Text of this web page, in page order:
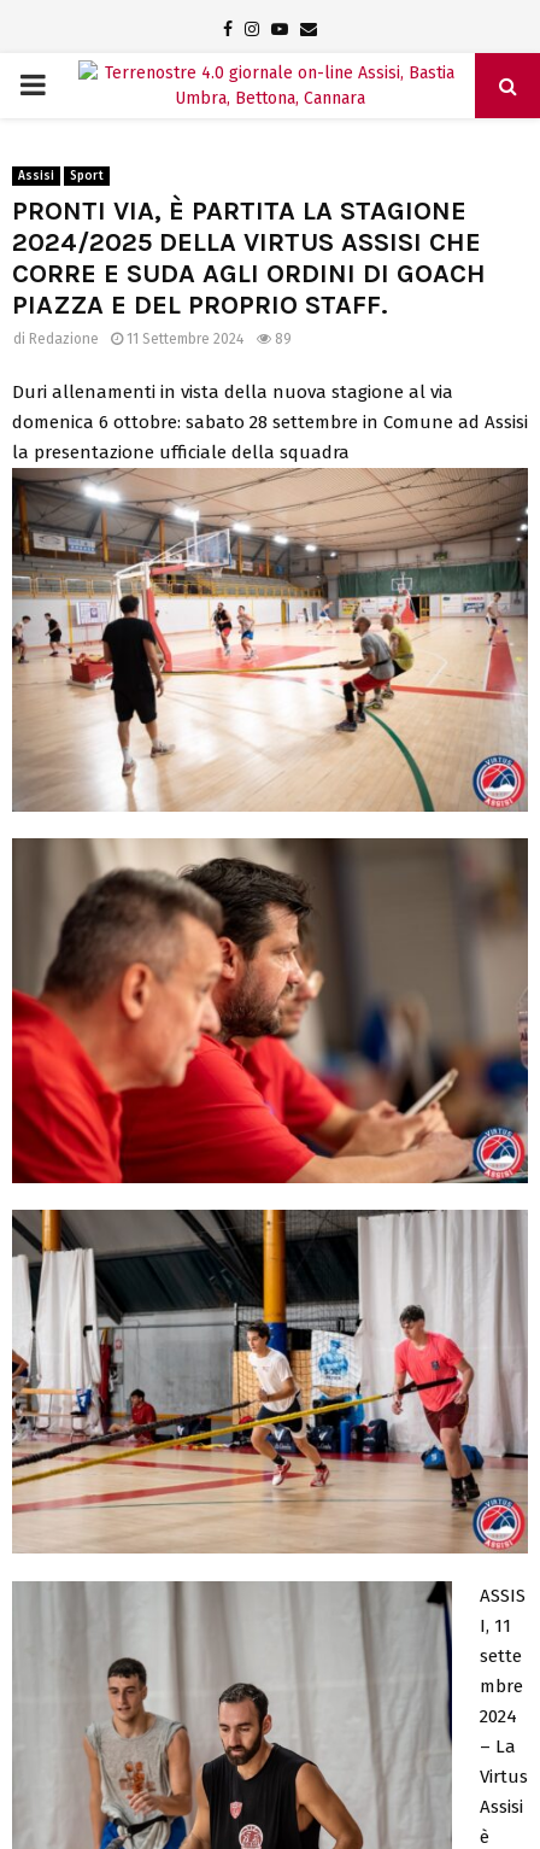
Facebook
Instagram
Youtube
Email
PRIMARY
Assisi Sport
PRONTI VIA, È PARTITA LA STAGIONE
2024/2025 DELLA VIRTUS ASSISI CHE
CORRE E SUDA AGLI ORDINI DI GOACH
PIAZZA E DEL PROPRIO STAFF.
di Redazione 11 Settembre 2024 89
Duri allenamenti in vista della nuova stagione al via
domenica 6 ottobre: sabato 28 settembre in Comune ad Assisi
la presentazione ufficiale della squadra
ASSIS
I, 11
sette
mbre
2024
– La
Virtus
Assisi
è